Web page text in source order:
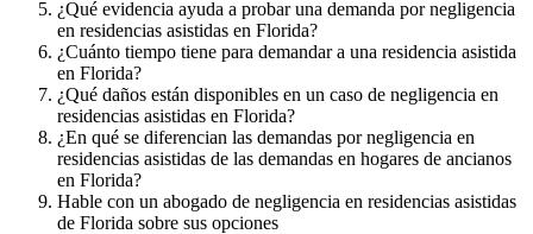
¿Qué evidencia ayuda a probar una demanda por negligencia
en residencias asistidas en Florida?
¿Cuánto tiempo tiene para demandar a una residencia asistida
en Florida?
¿Qué daños están disponibles en un caso de negligencia en
residencias asistidas en Florida?
¿En qué se diferencian las demandas por negligencia en
residencias asistidas de las demandas en hogares de ancianos
en Florida?
Hable con un abogado de negligencia en residencias asistidas
de Florida sobre sus opciones